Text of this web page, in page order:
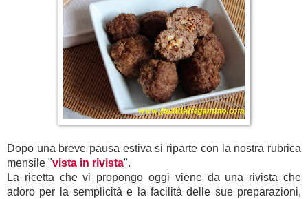
Dopo una breve pausa estiva si riparte con la nostra rubrica
mensile "vista in rivista".
La ricetta che vi propongo oggi viene da una rivista che
adoro per la semplicità e la facilità delle sue preparazioni,